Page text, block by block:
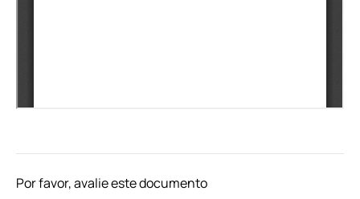
Por favor, avalie este documento